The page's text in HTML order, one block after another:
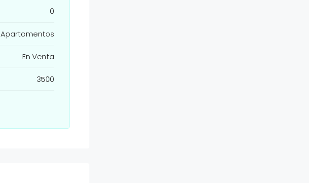
0
Apartamentos
En Venta
3500